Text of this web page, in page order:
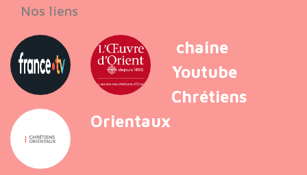
Nos liens
chaine
Youtube
Chrétiens
Orientaux